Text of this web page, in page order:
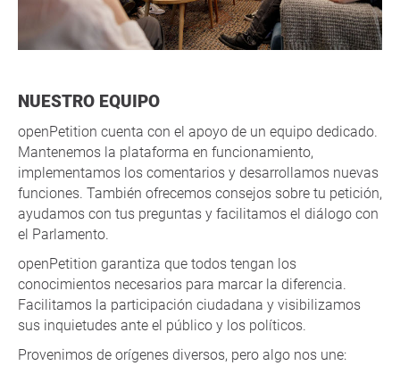
NUESTRO EQUIPO
openPetition cuenta con el apoyo de un equipo dedicado.
Mantenemos la plataforma en funcionamiento,
implementamos los comentarios y desarrollamos nuevas
funciones. También ofrecemos consejos sobre tu petición,
ayudamos con tus preguntas y facilitamos el diálogo con
el Parlamento.
openPetition garantiza que todos tengan los
conocimientos necesarios para marcar la diferencia.
Facilitamos la participación ciudadana y visibilizamos
sus inquietudes ante el público y los políticos.
Provenimos de orígenes diversos, pero algo nos une: